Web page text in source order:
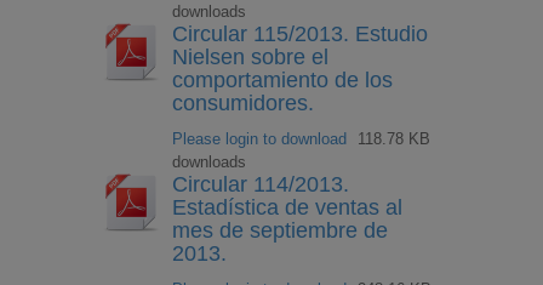
downloads
Circular 115/2013. Estudio
Nielsen sobre el
comportamiento de los
consumidores.
Please login to download
118.78 KB
downloads
Circular 114/2013.
Estadística de ventas al
mes de septiembre de
2013.